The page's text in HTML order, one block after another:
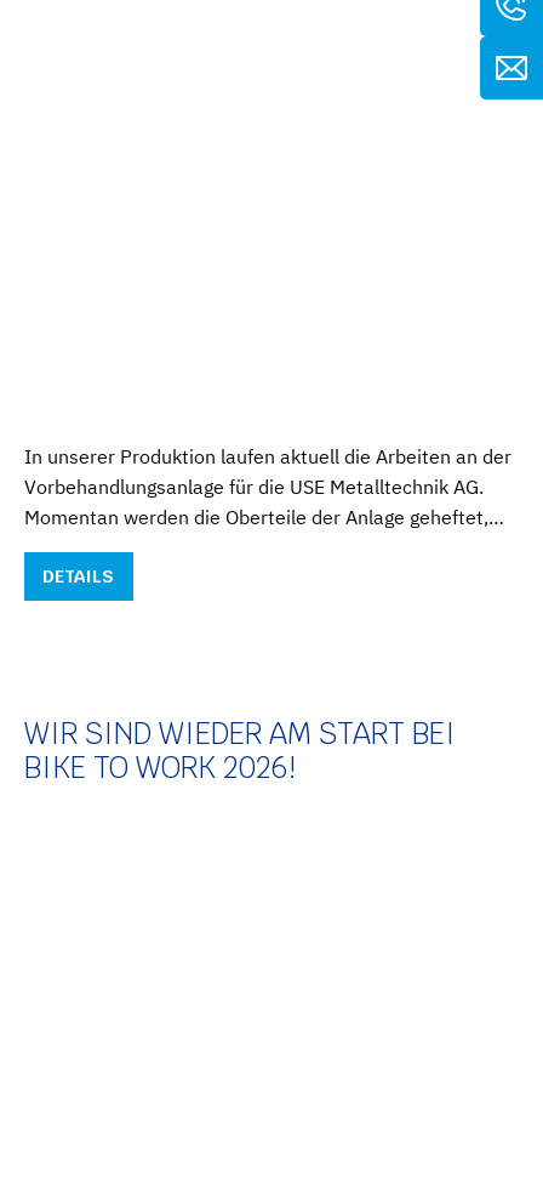
In unserer Produktion laufen aktuell die Arbeiten an der
Vorbehandlungsanlage für die USE Metalltechnik AG.
Momentan werden die Oberteile der Anlage geheftet,…
DETAILS
WIR SIND WIEDER AM START BEI
BIKE TO WORK 2026!